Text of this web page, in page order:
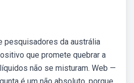
pesquisadores da austrália
que promete quebrar a
não se misturam. Web —